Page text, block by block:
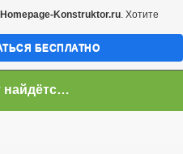
1000in1 Тут найдётся всё!
Homepage-Konstruktor.ru. Хотите
БЕСПЛАТНО